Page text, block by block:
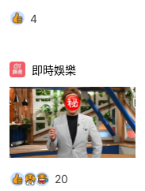
4
即時娛樂
20